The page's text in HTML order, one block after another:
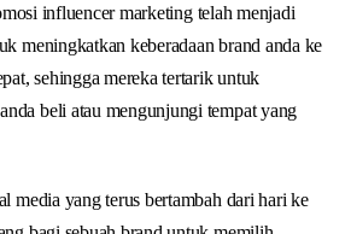
influencer marketing telah menjadi
meningkatkan keberadaan brand anda ke
sehingga mereka tertarik untuk
beli atau mengunjungi tempat yang
media yang terus bertambah dari hari ke